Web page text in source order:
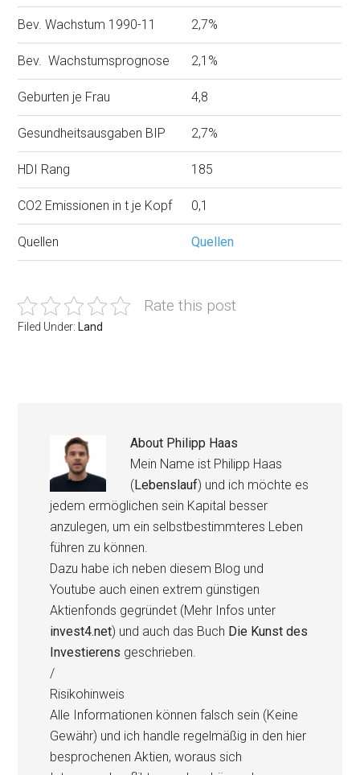
Bev. Wachstum 1990-11 2,7%
Bev. Wachstumsprognose 2,1%
Geburten je Frau 4,8
Gesundheitsausgaben BIP 2,7%
HDI Rang 185
CO2 Emissionen in t je Kopf 0,1
Quellen Quellen
Rate this post
Filed Under: Land
About Philipp Haas
Mein Name ist Philipp Haas
(Lebenslauf) und ich möchte es
jedem ermöglichen sein Kapital besser
anzulegen, um ein selbstbestimmteres Leben
führen zu können.
Dazu habe ich neben diesem Blog und
Youtube auch einen extrem günstigen
Aktienfonds gegründet (Mehr Infos unter
invest4.net) und auch das Buch Die Kunst des
Investierens geschrieben.
/
Risikohinweis
Alle Informationen können falsch sein (Keine
Gewähr) und ich handle regelmäßig in den hier
besprochenen Aktien, woraus sich